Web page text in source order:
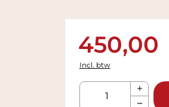
450,00
Incl. btw
Aantal